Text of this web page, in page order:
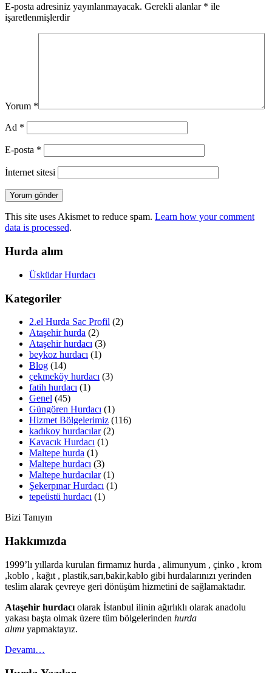
E-posta adresiniz yayınlanmayacak. Gerekli alanlar * ile
işaretlenmişlerdir
Yorum *
Ad *
E-posta *
İnternet sitesi
This site uses Akismet to reduce spam. Learn how your comment
data is processed.
Hurda alım
Üsküdar Hurdacı
Kategoriler
2.el Hurda Sac Profil (2)
Ataşehir hurda (2)
Ataşehir hurdacı (3)
beykoz hurdacı (1)
Blog (14)
çekmeköy hurdacı (3)
fatih hurdacı (1)
Genel (45)
Güngören Hurdacı (1)
Hizmet Bölgelerimiz (116)
kadıkoy hurdacılar(2)
Kavacık Hurdacı (1)
Maltepe hurda (1)
Maltepe hurdacı (3)
Maltepe hurdacılar(1)
Şekerpınar Hurdacı (1)
tepeüstü hurdacı (1)
Bizi Tanıyın
Hakkımızda
1999’lı yıllarda kurulan firmamız hurda , alimunyum , çinko , krom
,koblo , kağıt , plastik,sarı,bakir,kablo gibi hurdalarınızı yerinden
teslim alarak çevreye geri dönüşüm hizmetini de sağlamaktadır.
Ataşehir hurdacı olarak İstanbul ilinin ağırlıklı olarak anadolu
yakası başta olmak üzere tüm bölgelerinden hurda
alımı yapmaktayız.
Devamı…